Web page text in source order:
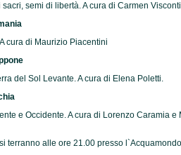
sacri, semi di libertà. A cura di Carmen Visconti
cura di Maurizio Piacentini
del Sol Levante. A cura di Elena Poletti.
e Occidente. A cura di Lorenzo Caramia e
terranno alle ore 21.00 presso